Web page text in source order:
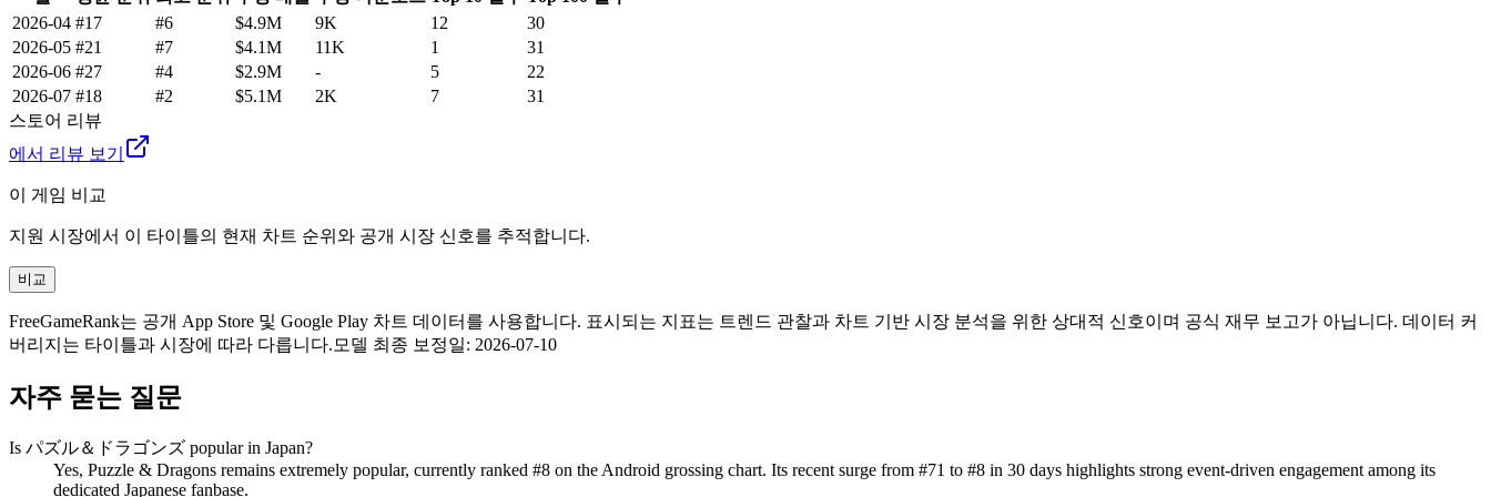
2026-04 #17 #6 $4.9M 9K 12
30
2026-05 #21 #7 $4.1M 11K 1
31
2026-06 #27 #4 $2.9M - 5
22
2026-07 #18 #2 $5.1M 2K 7
31
스토어 리뷰
에서 리뷰 보기
이 게임 비교
지원 시장에서 이 타이틀의 현재 차트 순위와 공개 시장 신호를 추적합니다.
비교
FreeGameRank는 공개 App Store 및 Google Play 차트 데이터를 사용합니다. 표시되는 지표는 트렌드 관찰과 차트 기반 시장 분석을 위한 상대적 신호이며 공식 재무 보고가 아닙니다. 데이터 커
버리지는 타이틀과 시장에 따라 다릅니다. 모델 최종 보정일: 2026-07-10
자주 묻는 질문
Is パズル＆ドラゴンズ popular in Japan?
Yes, Puzzle & Dragons remains extremely popular, currently ranked #8 on the Android grossing chart. Its recent surge from #71 to #8 in 30 days highlights strong event-driven engagement among its
dedicated Japanese fanbase.